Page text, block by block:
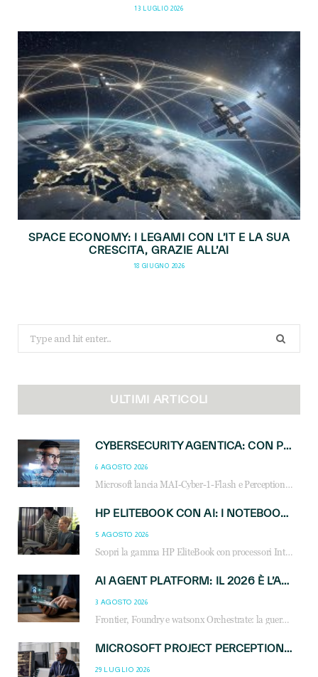
13 LUGLIO 2026
SPACE ECONOMY: I LEGAMI CON L’IT E LA SUA
CRESCITA, GRAZIE ALL’AI
18 GIUGNO 2026
for:
ULTIMI ARTICOLI
CYBERSECURITY AGENTICA: CON PERCEPTION E MAI-CYBER-1-FLASH MICROSOFT APRE NUOVI SERVIZI PER IL CANALE
6 AGOSTO 2026
Microsoft lancia MAI-Cyber-1-Flash e Perception: cybersecurity agentica in preview dal 3 novembre. Cosa cambia per MSP, system integrator e reseller.
HP ELITEBOOK CON AI: I NOTEBOOK BUSINESS INTELLIGENTI CHE TRASFORMANO PRODUTTIVITÀ, SICUREZZA E LAVORO IBRIDO
5 AGOSTO 2026
Scopri la gamma HP EliteBook con processori Intel® Core™ Ultra e AMD Ryzen™ AI. Notebook business progettati per aumentare la produttività, migliorare la collaborazione e garantire sicurezza avanzata in ufficio e in mobilità.
AI AGENT PLATFORM: IL 2026 È L’ANNO DEL «SISTEMA OPERATIVO» PER GLI AGENTI AZIENDALI
3 AGOSTO 2026
Frontier, Foundry e watsonx Orchestrate: la guerra delle piattaforme AI agent ridisegna il mercato IT. Cosa cambia per reseller, MSP e system integrator.
MICROSOFT PROJECT PERCEPTION: COME GLI AGENTI AI CAMBIERANNO SOC, CYBERSECURITY E SERVIZI MSP
29 LUGLIO 2026